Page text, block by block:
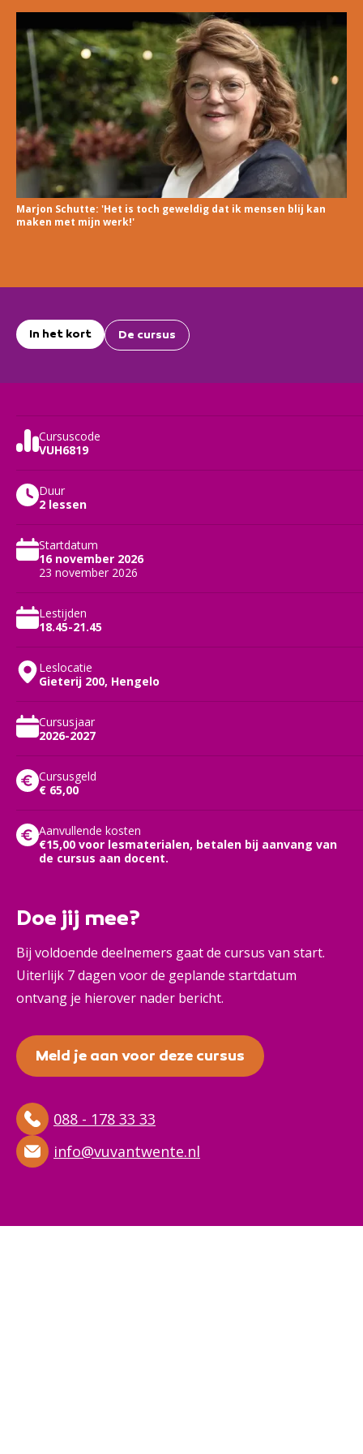
Marjon Schutte: 'Het is toch geweldig dat ik mensen blij kan
maken met mijn werk!'
In het kort De cursus
Cursuscode
VUH6819
Duur
2 lessen
Startdatum
16 november 2026
23 november 2026
Lestijden
18.45-21.45
Leslocatie
Gieterij 200, Hengelo
Cursusjaar
2026-2027
Cursusgeld
€ 65,00
Aanvullende kosten
€15,00 voor lesmaterialen, betalen bij aanvang van
de cursus aan docent.
Doe jij mee?
Bij voldoende deelnemers gaat de cursus van start.
Uiterlijk 7 dagen voor de geplande startdatum
ontvang je hierover nader bericht.
Meld je aan voor deze cursus
088 - 178 33 33
info@vuvantwente.nl